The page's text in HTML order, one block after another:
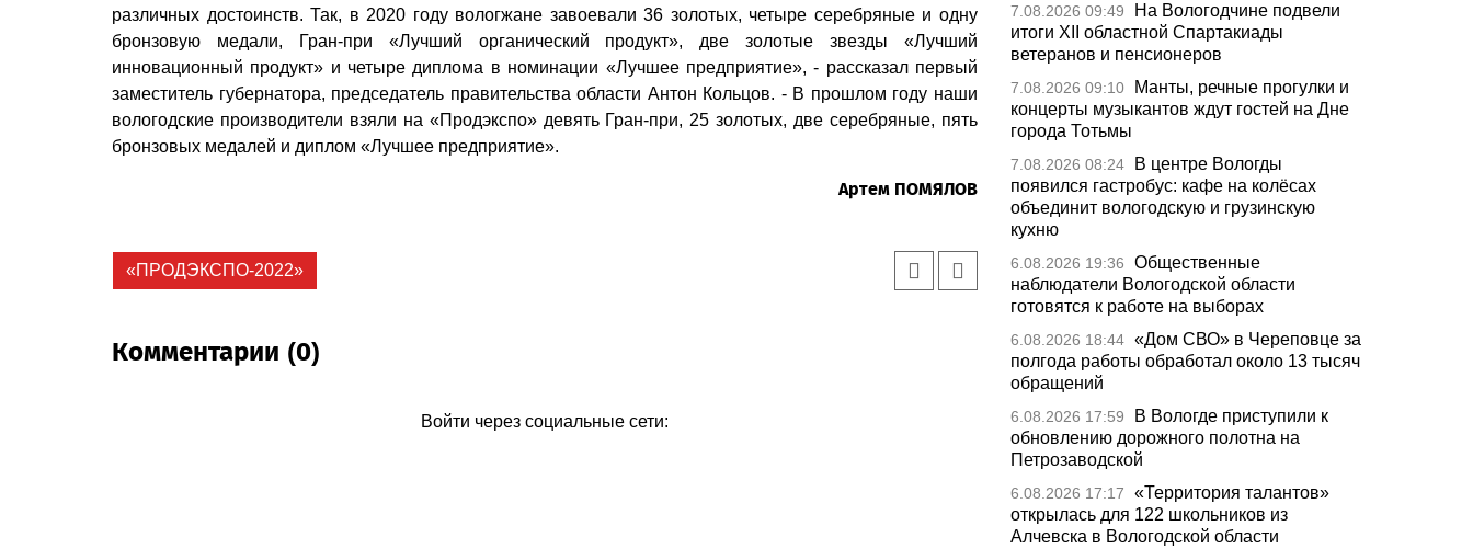
различных достоинств. Так, в 2020 году вологжане завоевали 36 золотых, четыре серебряные и одну
бронзовую медали, Гран-при «Лучший органический продукт», две золотые звезды «Лучший
инновационный продукт» и четыре диплома в номинации «Лучшее предприятие», - рассказал первый
заместитель губернатора, председатель правительства области Антон Кольцов. - В прошлом году наши
вологодские производители взяли на «Продэкспо» девять Гран-при, 25 золотых, две серебряные, пять
бронзовых медалей и диплом «Лучшее предприятие».
Артем ПОМЯЛОВ
«ПРОДЭКСПО-2022»
Комментарии (0)
Войти через социальные сети:
7.08.2026 09:49
На Вологодчине подвели
итоги XII областной Спартакиады
ветеранов и пенсионеров
7.08.2026 09:10
Манты, речные прогулки и
концерты музыкантов ждут гостей на Дне
города Тотьмы
7.08.2026 08:24
В центре Вологды
появился гастробус: кафе на колёсах
объединит вологодскую и грузинскую
кухню
6.08.2026 19:36
Общественные
наблюдатели Вологодской области
готовятся к работе на выборах
6.08.2026 18:44 «Дом СВО» в Череповце за
полгода работы обработал около 13 тысяч
обращений
6.08.2026 17:59
В Вологде приступили к
обновлению дорожного полотна на
Петрозаводской
6.08.2026 17:17
«Территория талантов»
открылась для 122 школьников из
Алчевска в Вологодской области